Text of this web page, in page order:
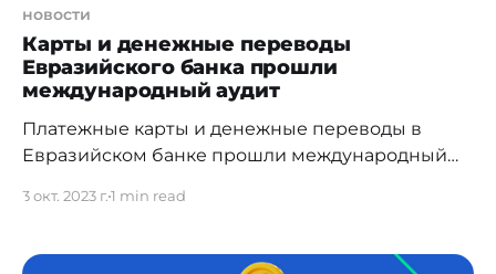
новости
Карты и денежные переводы
Евразийского банка прошли
международный аудит
Платежные карты и денежные переводы в
Евразийском банке прошли международный
DSS и SWIFT Евразийский банк вновь успешно
подтвердил своё соответствие требованиям
3 окт. 2023 г.1 min read